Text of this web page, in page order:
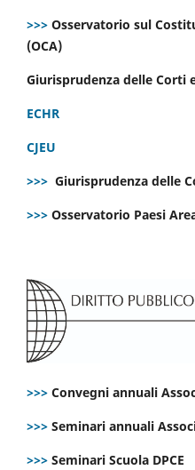
>>> Osservatorio sul
(OCA)
Giurisprudenza delle Corti
ECHR
CJEU
>>> Giurisprudenza delle
>>> Osservatorio Paesi
>>> Convegni annuali
>>> Seminari annuali
>>> Seminari Scuola DPCE